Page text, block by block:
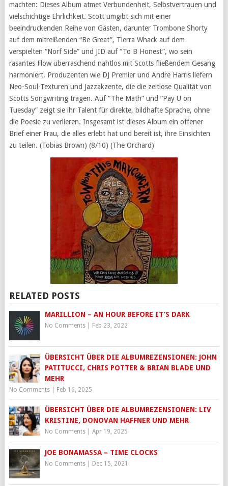
machten: Dieses Album atmet Verbundenheit, Selbstvertrauen und
vielschichtige Ehrlichkeit. Scott umgibt sich mit einer
beeindruckenden Reihe von Gästen, darunter Trombone Shorty
auf dem mitreißenden “Be Great”, Tierra Whack auf dem
verspielten “Norf Side” und JID auf “To B Honest”, wo sein
rasantes Flow überraschend nahtlos mit Scotts fließendem Gesang
harmoniert. Produzenten wie DJ Premier und Andre Harris liefern
Neo-Soul-Texturen und Jazzakzente, die die zeitlose Qualität von
Scotts Songwriting tragen. Auf “The Math” und “Pay U on
Tuesday” zeigt sie ihr Talent für direkte, bildhafte Sprache, ohne
die Poesie zu verlieren. Insgesamt ist dieses Album ein offener
Brief einer Frau, die alles erlebt hat und bereit ist, ihre Einsichten
zu teilen. (Tobias Brown) (8/10) (The Orchard)
RELATED POSTS
MARILLION – AN HOUR BEFORE IT’S DARK
No Comments| Feb 23, 2022
ÜBERSICHT ÜBER DIE ALBUMREZENSIONEN: JOHN
PATITUCCI, CHRIS POTTER & BRIAN BLADE UND
MEHR
No Comments| Feb 16, 2025
ÜBERSICHT ÜBER DIE ALBUMREZENSIONEN: LIV
KRISTINE, DONOVAN HAFFNER UND MEHR
No Comments| Apr 19, 2025
JOE BONAMASSA – TIME CLOCKS
No Comments| Dec 15, 2021